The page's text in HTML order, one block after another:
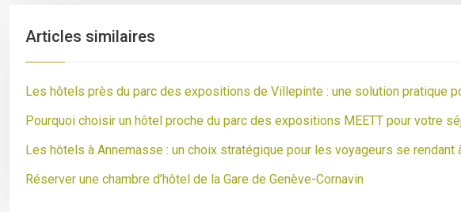
Articles similaires
Les hôtels près du parc des expositions de Villepinte : une solution pratique
Pourquoi choisir un hôtel proche du parc des expositions MEETT pour votre
Les hôtels à Annemasse : un choix stratégique pour les voyageurs se rendant
Réserver une chambre d’hôtel de la Gare de Genève-Cornavin